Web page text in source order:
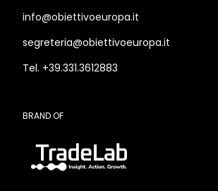
info@obiettivoeuropa.it
segreteria@obiettivoeuropa.it
Tel. +39.331.3612883
BRAND OF